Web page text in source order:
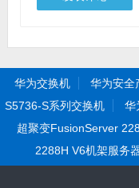
华为交换机 华为安全
S5736-S系列交换机
华
超聚变FusionServer
2288H V6机架服务